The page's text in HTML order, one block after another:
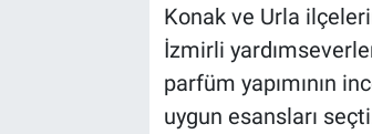
Konak ve Urla
İzmirli
parfüm yapımının
uygun esansları